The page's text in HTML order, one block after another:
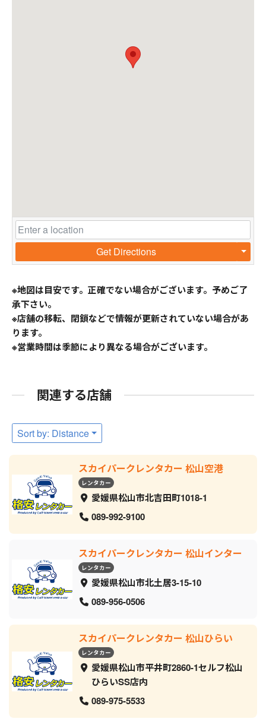
Get Directions
※地図は目安です。正確でない場合がございます。予めご了
承下さい。
※店舗の移転、閉鎖などで情報が更新されていない場合があ
ります。
※営業時間は季節により異なる場合がございます。
関連する店舗
Sort by: Distance
スカイパークレンタカー 松山空港
レンタカー
愛媛県松山市北吉田町1018-1
089-992-9100
スカイパークレンタカー 松山インター
レンタカー
愛媛県松山市北土居3-15-10
089-956-0506
スカイパークレンタカー 松山ひらい
レンタカー
愛媛県松山市平井町2860-1セルフ松山
ひらいSS店内
089-975-5533